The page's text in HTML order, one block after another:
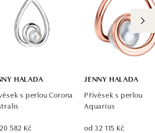
HALADA
s perlou Corona
582 Kč
JENNY HALADA
Přívěsek s perlou
Aquarius
od 32 115 Kč